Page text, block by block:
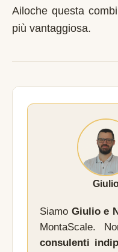
Ailoche questa
più vantaggiosa.
Siamo Giulio e
MontaScale.
consulenti